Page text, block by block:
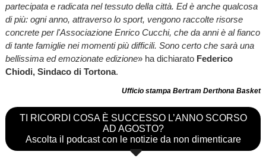
partecipata e radicata nel tessuto della città. Ed è anche qualcosa
di più: ogni anno, attraverso lo sport, vengono raccolte risorse
concrete per l'Associazione Enrico Cucchi, che da anni è al fianco
di tante famiglie nei momenti più difficili. Sono certo che sarà una
bellissima ed emozionate edizione» ha dichiarato Federico
Chiodi, Sindaco di Tortona.
Ufficio stampa Bertram Derthona Basket
TI RICORDI COSA È SUCCESSO L’ANNO SCORSO
AD AGOSTO?
Ascolta il podcast con le notizie da non dimenticare